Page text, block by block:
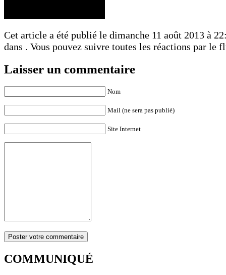
Cet article a été publié le dimanche 11 août 2013 à
dans . Vous pouvez suivre toutes les réactions par le
Laisser un commentaire
Nom
Mail (ne sera pas publié)
Site Internet
COMMUNIQUÉ